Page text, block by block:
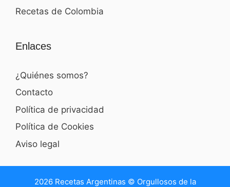
Recetas de Colombia
Enlaces
¿Quiénes somos?
Contacto
Política de privacidad
Política de Cookies
Aviso legal
2026 Recetas Argentinas © Orgullosos de la